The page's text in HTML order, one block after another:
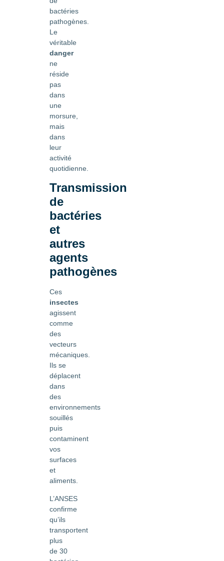
bactéries
pathogènes.
Le
véritable
danger
ne
réside
pas
dans
une
morsure,
mais
dans
leur
activité
quotidienne.
Transmission
de
bactéries
et
autres
agents
pathogènes
Ces
insectes
agissent
comme
des
vecteurs
mécaniques.
Ils se
déplacent
dans
des
environnements
souillés
puis
contaminent
vos
surfaces
et
aliments.
L’ANSES
confirme
qu’ils
transportent
plus
de 30